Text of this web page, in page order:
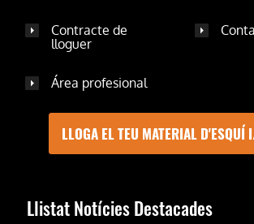
Contracte de
lloguer
Área profesional
LLOGA EL TEU MATERIAL D'ESQUÍ
Llistat Notícies Destacades